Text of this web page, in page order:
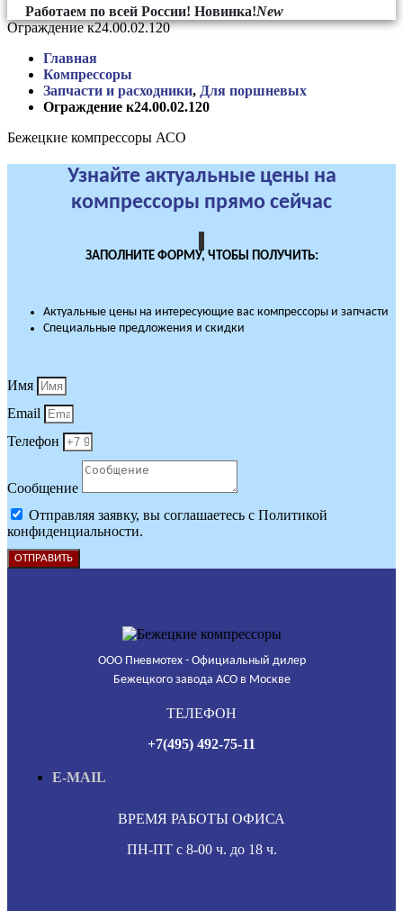
Работаем по всей России! Новинка!New
Ограждение к24.00.02.120
Главная
Компрессоры
Запчасти и расходники, Для поршневых
Ограждение к24.00.02.120
Бежецкие компрессоры АСО
Узнайте актуальные цены на
компрессоры прямо сейчас
ЗАПОЛНИТЕ ФОРМУ, ЧТОБЫ ПОЛУЧИТЬ:
Актуальные цены на интересующие вас компрессоры и запчасти
Специальные предложения и скидки
Имя
Email
Телефон
Сообщение
Отправляя заявку, вы соглашаетесь с Политикой
конфиденциальности.
ОТПРАВИТЬ
ООО Пневмотех - Официальный дилер
Бежецкого завода АСО в Москве
ТЕЛЕФОН
+7(495) 492-75-11
E-MAIL
ВРЕМЯ РАБОТЫ ОФИСА
ПН-ПТ с 8-00 ч. до 18 ч.